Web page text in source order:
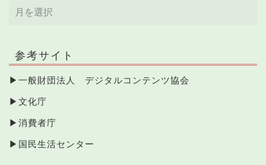
参考サイト
▶ 一般財団法人 デジタルコンテンツ協会
▶ 文化庁
▶ 消費者庁
▶ 国民生活センター